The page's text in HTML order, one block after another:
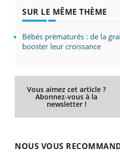
SUR LE MÊME THÈME
Bébés prématurés : de la
booster leur croissance
Vous aimez cet article ?
Abonnez-vous à la
newsletter !
NOUS VOUS